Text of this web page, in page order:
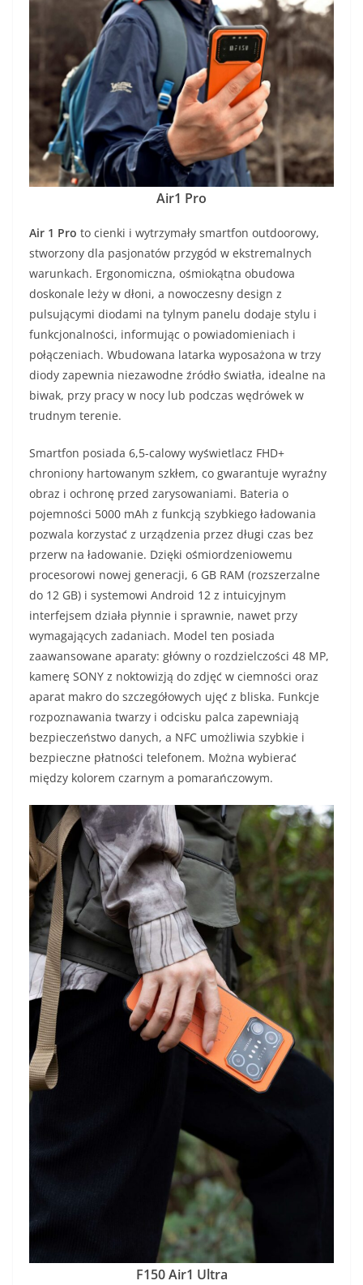
Air1 Pro
Air 1 Pro to cienki i wytrzymały smartfon outdoorowy,
stworzony dla pasjonatów przygód w ekstremalnych
warunkach. Ergonomiczna, ośmiokątna obudowa
doskonale leży w dłoni, a nowoczesny design z
pulsującymi diodami na tylnym panelu dodaje stylu i
funkcjonalności, informując o powiadomieniach i
połączeniach. Wbudowana latarka wyposażona w trzy
diody zapewnia niezawodne źródło światła, idealne na
biwak, przy pracy w nocy lub podczas wędrówek w
trudnym terenie.
Smartfon posiada 6,5-calowy wyświetlacz FHD+
chroniony hartowanym szkłem, co gwarantuje wyraźny
obraz i ochronę przed zarysowaniami. Bateria o
pojemności 5000 mAh z funkcją szybkiego ładowania
pozwala korzystać z urządzenia przez długi czas bez
przerw na ładowanie. Dzięki ośmiordzeniowemu
procesorowi nowej generacji, 6 GB RAM (rozszerzalne
do 12 GB) i systemowi Android 12 z intuicyjnym
interfejsem działa płynnie i sprawnie, nawet przy
wymagających zadaniach. Model ten posiada
zaawansowane aparaty: główny o rozdzielczości 48 MP,
kamerę SONY z noktowizją do zdjęć w ciemności oraz
aparat makro do szczegółowych ujęć z bliska. Funkcje
rozpoznawania twarzy i odcisku palca zapewniają
bezpieczeństwo danych, a NFC umożliwia szybkie i
bezpieczne płatności telefonem. Można wybierać
między kolorem czarnym a pomarańczowym.
F150 Air1 Ultra